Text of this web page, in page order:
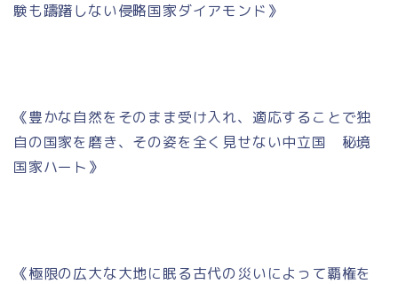
験も躊躇しない侵略国家ダイアモンド》
《豊かな自然をそのまま受け入れ、適応することで独
自の国家を磨き、その姿を全く見せない中立国 秘境
国家ハート》
《極限の広大な大地に眠る古代の災いによって覇権を